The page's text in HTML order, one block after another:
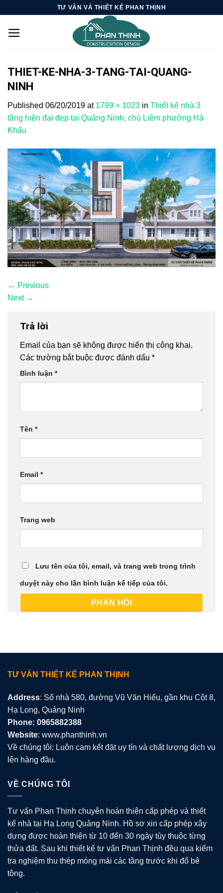
content
TƯ VẤN VÀ THIẾT KẾ PHAN THỊNH
THIET-KE-NHA-3-TANG-TAI-QUANG-
NINH
Published 06/20/2019 at 1799 × 1023 in Thiết kế nhà 3
tầng hiện đại đẹp tại Quảng Ninh, chú Liêm phường Hà
Khẩu
← Previous
Next →
Trả lời
Email của bạn sẽ không được hiển thị công khai.
Các trường bắt buộc được đánh dấu *
Bình luận *
Tên *
Email *
Trang web
Lưu tên của tôi, email, và trang web trong trình
duyệt này cho lần bình luận kế tiếp của tôi.
TƯ VẤN THIẾT KẾ PHAN THỊNH
Address: Số nhà 580, đường Vũ Văn Hiếu, gần khu Cột 8,
Hạ Long, Quảng Ninh
Phone: 0965882388
Website: www.phanthinh.vn
Về chúng tôi: Luôn cam kết đặt uy tín và chất lượng dịch vụ
lên hàng đầu.
VỀ CHÚNG TÔI
Tư vấn Phan Thịnh chuyên hoàn thiện cấp phép và thiết
kế nhà tại Hạ Long Quảng Ninh. Hồ sơ xin cấp phép xây
dựng được hoàn thiện từ 10 đến 30 ngày tùy thuộc từng
thửa đất. Sau khi thiết kế tư vấn Phan Thịnh đều qua kiểm
tra nghiệm thu thép móng mái các tầng trước khi đổ bê
tông.